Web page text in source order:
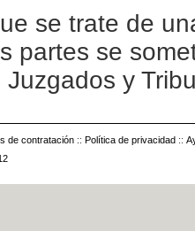
se trate de
partes se
y
de contratación :: Política de privacidad ::